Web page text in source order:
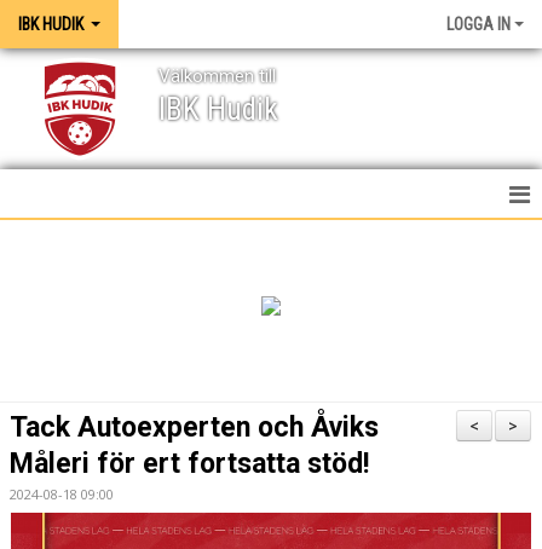
IBK HUDIK LOGGA IN
IBK Hudik
Välkommen till
MEDIA / GRAFISK PROFIL
KALENDER
>
<
Tack Autoexperten och Åviks
Måleri för ert fortsatta stöd!
2024-08-18 09:00